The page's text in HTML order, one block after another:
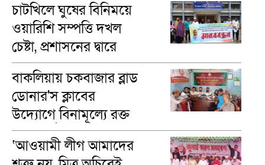
চাটখিলে ঘুষের বিনিময়ে
ওয়ারিশি সম্পত্তি দখল
চেষ্টা, প্রশাসনের দ্বারে
ভুক্তভোগীরা
বাকলিয়ায় চকবাজার ব্লাড
ডোনার'স ক্লাবের
উদ্যোগে বিনামূল্যে রক্ত
গ্রুপ নির্ণয়
‘আওয়ামী লীগ আমাদের